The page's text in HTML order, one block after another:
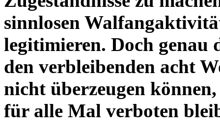
sinnlosen
legitimieren. Doch genau
den verbleibenden acht
nicht überzeugen
für alle Mal verboten